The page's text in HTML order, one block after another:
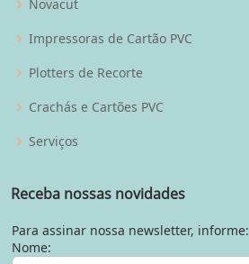
Novacut
Impressoras de Cartão PVC
Plotters de Recorte
Crachás e Cartões PVC
Serviços
Receba nossas novidades
Para assinar nossa newsletter, informe:
Nome: